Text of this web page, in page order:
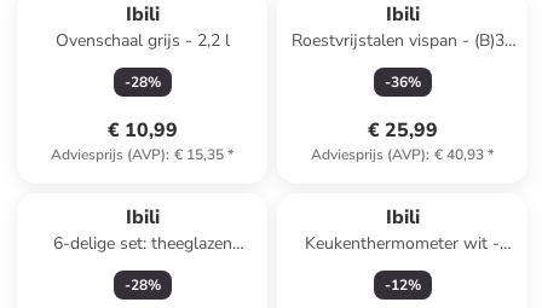
Ibili
Ovenschaal grijs - 2,2 l
-28%
€ 10,99
Adviesprijs (AVP): € 15,35*
Ibili
Roestvrijstalen vispan - (B)34
x (H)23 cm
-36%
€ 25,99
Adviesprijs (AVP): € 40,93*
Ibili
6-delige set: theeglazen
meerkleurig - 178 ml
-28%
Ibili
Keukenthermometer wit -
(L)20 cm
-12%